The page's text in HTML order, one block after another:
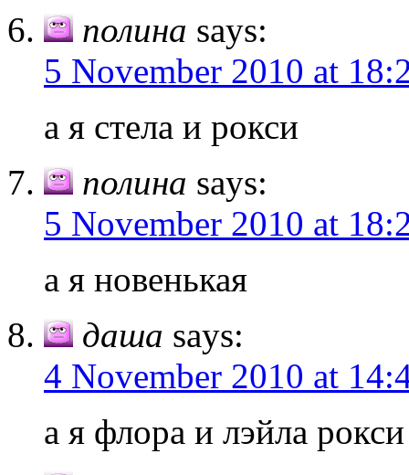
полина says:
5 November 2010 at
а я стела и рокси
полина says:
5 November 2010 at
а я новенькая
даша says:
4 November 2010 at
а я флора и лэйла рокси